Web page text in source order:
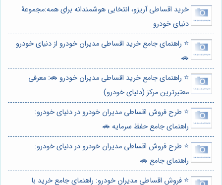
خرید اقساطی آریزو، انتخابی هوشمندانه برای همه:مجموعۀ
دنیای خودرو
⭐️ راهنمای جامع خرید اقساطی مدیران خودرو از دنیای خودرو
🚗
⭐️ راهنمای جامع خرید اقساطی مدیران خودرو 🚗: معرفی
معتبرترین مرکز (دنیای خودرو)
⭐️ طرح فروش اقساطی مدیران خودرو در دنیای خودرو:
راهنمای جامع حفظ سرمایه 🚗
⭐️ طرح فروش اقساطی مدیران خودرو در دنیای خودرو:
راهنمای جامع 🚗
⭐️ فروش اقساطی مدیران خودرو: راهنمای جامع خرید با